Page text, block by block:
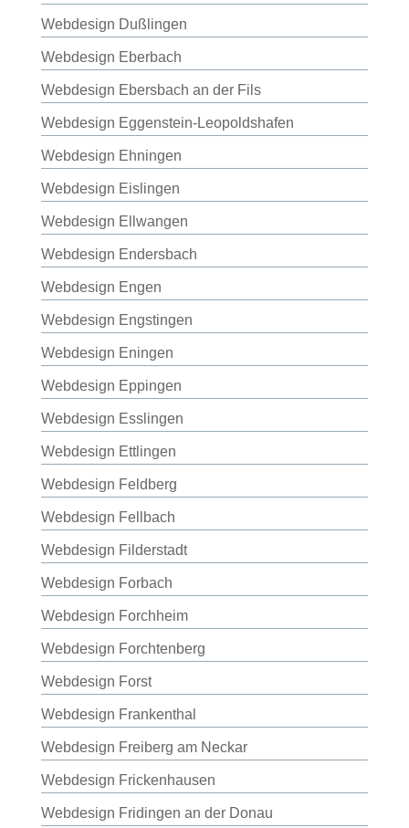
Webdesign Dußlingen
Webdesign Eberbach
Webdesign Ebersbach an der Fils
Webdesign Eggenstein-Leopoldshafen
Webdesign Ehningen
Webdesign Eislingen
Webdesign Ellwangen
Webdesign Endersbach
Webdesign Engen
Webdesign Engstingen
Webdesign Eningen
Webdesign Eppingen
Webdesign Esslingen
Webdesign Ettlingen
Webdesign Feldberg
Webdesign Fellbach
Webdesign Filderstadt
Webdesign Forbach
Webdesign Forchheim
Webdesign Forchtenberg
Webdesign Forst
Webdesign Frankenthal
Webdesign Freiberg am Neckar
Webdesign Frickenhausen
Webdesign Fridingen an der Donau